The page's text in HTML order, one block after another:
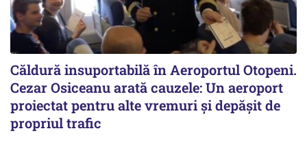
Căldură insuportabilă în Aeroportul Otopeni.
Cezar Osiceanu arată cauzele: Un aeroport
proiectat pentru alte vremuri și depășit de
propriul trafic